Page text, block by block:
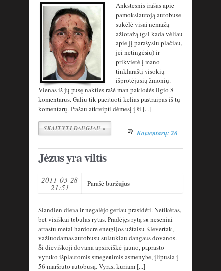
Ankstesnis įrašas apie
pamokslautoją autobuse
sukėlė visai nemažą
ažiotažą (gal kada vėliau
apie jį parašysiu plačiau,
jei netingėsiu) ir
prikvietė į mano
tinklaraštį visokių
išprotėjusių žmonių.
Vienas iš jų pusę nakties rašė man paklodės ilgio 8
komentarus. Galiu tik pacituoti kelias pastraipas iš tų
komentarų. Prašau atkreipti dėmesį į ši [...]
SKAITYTI DAUGIAU » Komentarų: 26
Jėzus yra viltis
2011-03-28
21:51 Parašėburžujus
Šiandien diena ir negalėjo geriau prasidėti. Netikėtas,
bet visiškai tobulas rytas. Pradėjęs rytą su neseniai
atrastu metal-hardocre energijos užtaisu Klevertak,
važiuodamas autobusu sulaukiau dangaus dovanos.
Ši dieviškoji dovana apsireiškė jauno, paprasto
vyruko išplautomis smegenimis asmenybe, įlipusia į
56 maršruto autobusą. Vyras, kuriam [...]